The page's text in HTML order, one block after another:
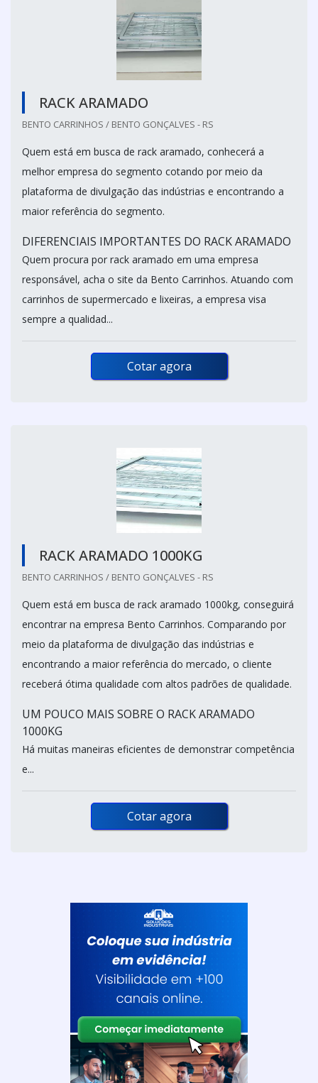
RACK ARAMADO
BENTO CARRINHOS / BENTO GONÇALVES - RS
Quem está em busca de rack aramado, conhecerá a
melhor empresa do segmento cotando por meio da
plataforma de divulgação das indústrias e encontrando a
maior referência do segmento.
DIFERENCIAIS IMPORTANTES DO RACK ARAMADO
Quem procura por rack aramado em uma empresa
responsável, acha o site da Bento Carrinhos. Atuando com
carrinhos de supermercado e lixeiras, a empresa visa
sempre a qualidad...
Cotar agora
RACK ARAMADO 1000KG
BENTO CARRINHOS / BENTO GONÇALVES - RS
Quem está em busca de rack aramado 1000kg, conseguirá
encontrar na empresa Bento Carrinhos. Comparando por
meio da plataforma de divulgação das indústrias e
encontrando a maior referência do mercado, o cliente
receberá ótima qualidade com altos padrões de qualidade.
UM POUCO MAIS SOBRE O RACK ARAMADO
1000KG
Há muitas maneiras eficientes de demonstrar competência
e...
Cotar agora